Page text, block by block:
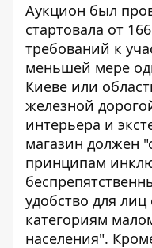
Аукцион был
стартовала от
требований к
меньшей мере
Киеве или
железной
интерьера и
магазин должен
принципам
удобство для
категориям
населения".